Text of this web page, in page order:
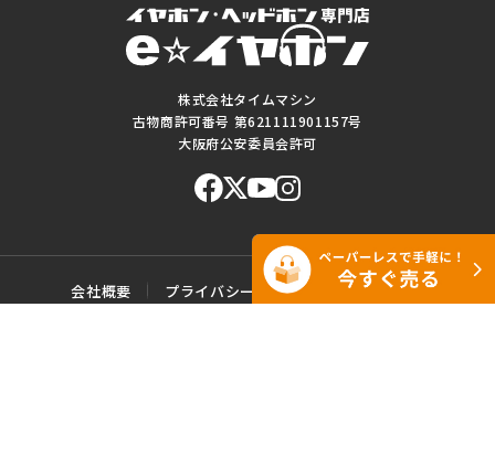
株式会社タイムマシン
古物商許可番号 第621111901157号
大阪府公安委員会許可
会社概要 プライバシーポリシー
ご利用規約